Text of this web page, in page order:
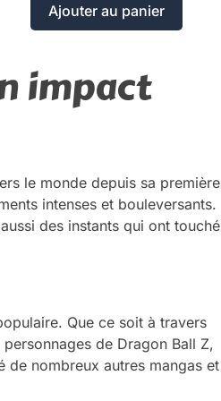
Ajouter au panier
impact
le monde depuis sa première
intenses et bouleversants.
des instants qui ont touché
Que ce soit à travers
de Dragon Ball Z,
de nombreux autres mangas et